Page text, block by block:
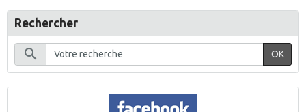
Rechercher
OK